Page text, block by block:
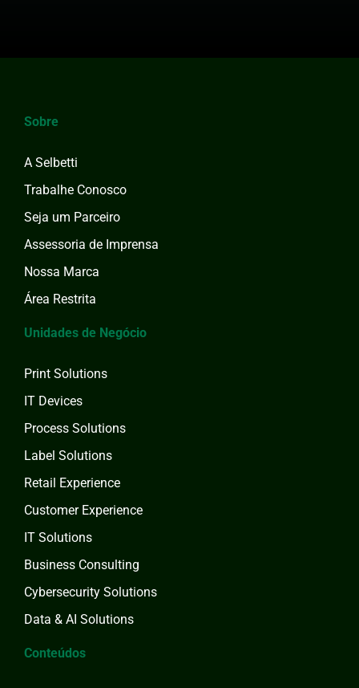
Sobre
A Selbetti
Trabalhe Conosco
Seja um Parceiro
Assessoria de Imprensa
Nossa Marca
Área Restrita
Unidades de Negócio
Print Solutions
IT Devices
Process Solutions
Label Solutions
Retail Experience
Customer Experience
IT Solutions
Business Consulting
Cybersecurity Solutions
Data & AI Solutions
Conteúdos